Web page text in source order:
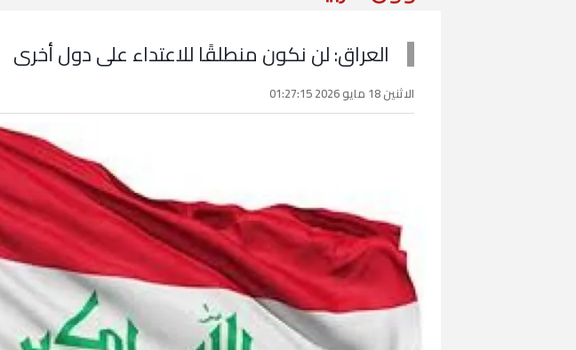
العراق: لن نكون منطلقًا للاعتداء على دول أخرى
الاثنين 18 مايو 2026 01:27:15